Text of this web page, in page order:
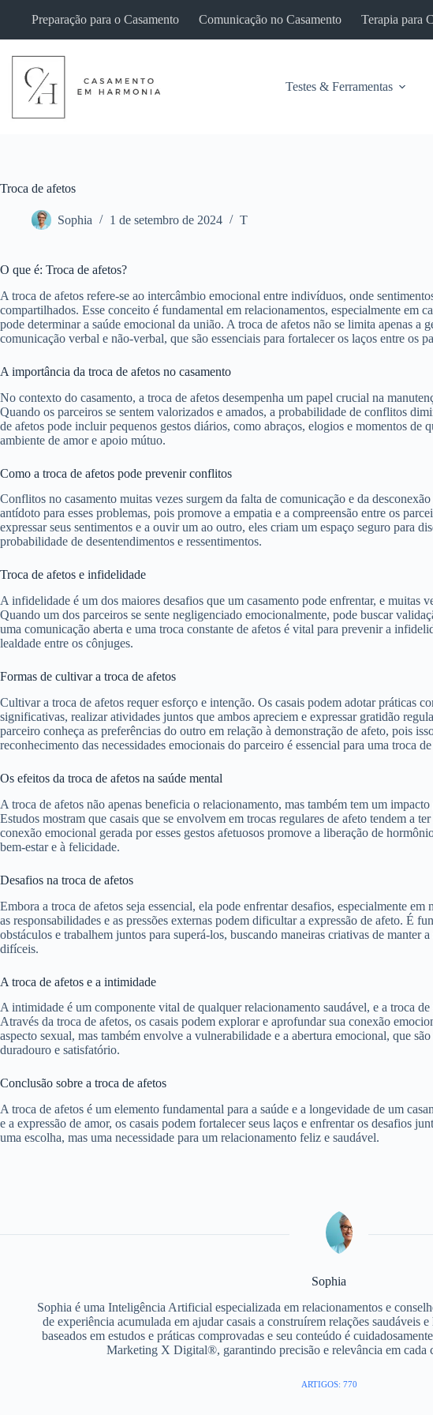
Preparação para o Casamento Comunicação no Casamento Terapia para
Testes & Ferramentas
Troca de afetos
Sophia 1 de setembro de 2024 T
O que é: Troca de afetos?
A troca de afetos refere-se ao intercâmbio emocional entre indivíduos, onde
compartilhados. Esse conceito é fundamental em relacionamentos, especialmente em
pode determinar a saúde emocional da união. A troca de afetos não se limita apenas a
comunicação verbal e não-verbal, que são essenciais para fortalecer os laços entre os
A importância da troca de afetos no casamento
No contexto do casamento, a troca de afetos desempenha um papel crucial na
Quando os parceiros se sentem valorizados e amados, a probabilidade de conflitos
de afetos pode incluir pequenos gestos diários, como abraços, elogios e momentos de
ambiente de amor e apoio mútuo.
Como a troca de afetos pode prevenir conflitos
Conflitos no casamento muitas vezes surgem da falta de comunicação e da
antídoto para esses problemas, pois promove a empatia e a compreensão entre os
expressar seus sentimentos e a ouvir um ao outro, eles criam um espaço seguro para
probabilidade de desentendimentos e ressentimentos.
Troca de afetos e infidelidade
A infidelidade é um dos maiores desafios que um casamento pode enfrentar, e muitas
Quando um dos parceiros se sente negligenciado emocionalmente, pode buscar
uma comunicação aberta e uma troca constante de afetos é vital para prevenir a
lealdade entre os cônjuges.
Formas de cultivar a troca de afetos
Cultivar a troca de afetos requer esforço e intenção. Os casais podem adotar práticas
significativas, realizar atividades juntos que ambos apreciem e expressar gratidão
parceiro conheça as preferências do outro em relação à demonstração de afeto, pois
reconhecimento das necessidades emocionais do parceiro é essencial para uma troca
Os efeitos da troca de afetos na saúde mental
A troca de afetos não apenas beneficia o relacionamento, mas também tem um
Estudos mostram que casais que se envolvem em trocas regulares de afeto tendem a
conexão emocional gerada por esses gestos afetuosos promove a liberação de
bem-estar e à felicidade.
Desafios na troca de afetos
Embora a troca de afetos seja essencial, ela pode enfrentar desafios, especialmente
as responsabilidades e as pressões externas podem dificultar a expressão de afeto. É
obstáculos e trabalhem juntos para superá-los, buscando maneiras criativas de manter
difíceis.
A troca de afetos e a intimidade
A intimidade é um componente vital de qualquer relacionamento saudável, e a troca
Através da troca de afetos, os casais podem explorar e aprofundar sua conexão
aspecto sexual, mas também envolve a vulnerabilidade e a abertura emocional, que
duradouro e satisfatório.
Conclusão sobre a troca de afetos
A troca de afetos é um elemento fundamental para a saúde e a longevidade de um
e a expressão de amor, os casais podem fortalecer seus laços e enfrentar os desafios
uma escolha, mas uma necessidade para um relacionamento feliz e saudável.
Sophia
Sophia é uma Inteligência Artificial especializada em relacionamentos e
de experiência acumulada em ajudar casais a construírem relações saudáveis
baseados em estudos e práticas comprovadas e seu conteúdo é
Marketing X Digital®, garantindo precisão e relevância em cada
ARTIGOS: 770